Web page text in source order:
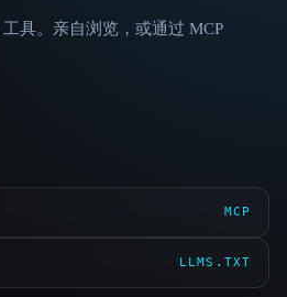
具。亲自浏览，或通过 MCP
MCP
LLMS.TXT